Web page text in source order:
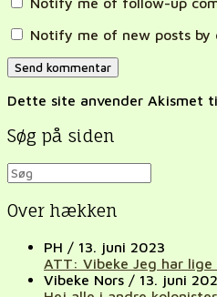
Notify me of new posts by
Dette site anvender Akismet
Søg på siden
Over hækken
PH / 13. juni 2023
ATT: Vibeke Jeg har
Vibeke Nors / 13. juni